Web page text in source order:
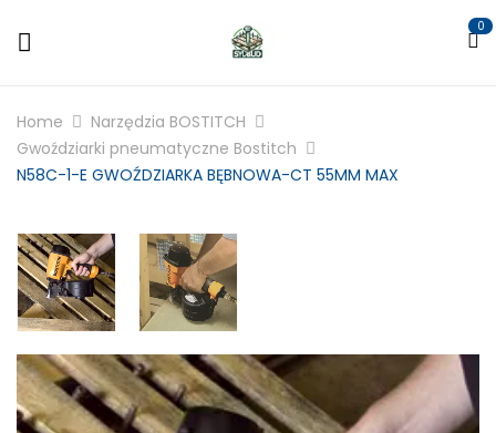
0
Home
Narzędzia BOSTITCH
Gwoździarki pneumatyczne Bostitch
N58C-1-E GWOŹDZIARKA BĘBNOWA-CT 55MM MAX